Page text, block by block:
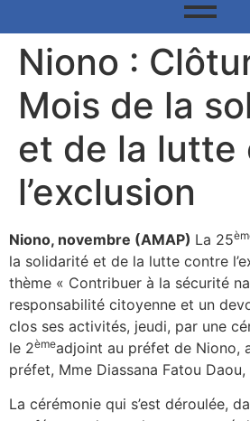
Niono :
Mois de la
et de la lutte
l’exclusion
Niono, novembre (AMAP) La 25
la solidarité et de la lutte contre
thème « Contribuer à la sécurité
responsabilité citoyenne et un
clos ses activités, jeudi, par une
le 2èmeadjoint au préfet de Niono,
préfet, Mme Diassana Fatou Daou,
La cérémonie qui s’est déroulée,